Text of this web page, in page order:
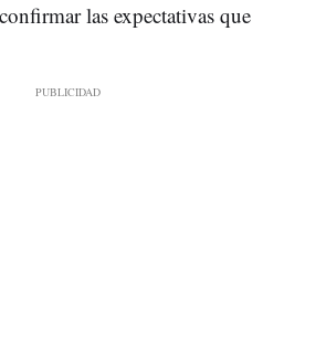
las expectativas que